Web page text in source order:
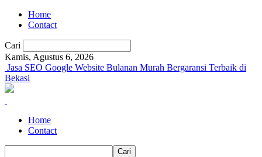
Home
Contact
Cari
Kamis, Agustus 6, 2026
Jasa SEO Google Website Bulanan Murah Bergaransi Terbaik di
Bekasi
Home
Contact